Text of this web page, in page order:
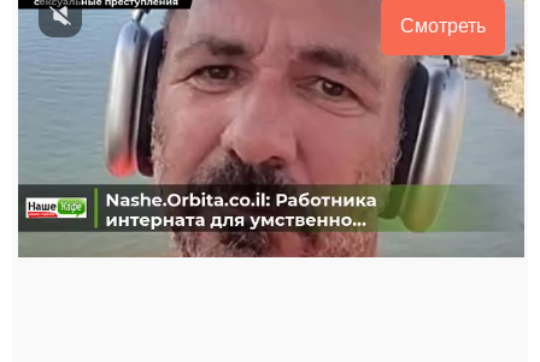
Смотреть